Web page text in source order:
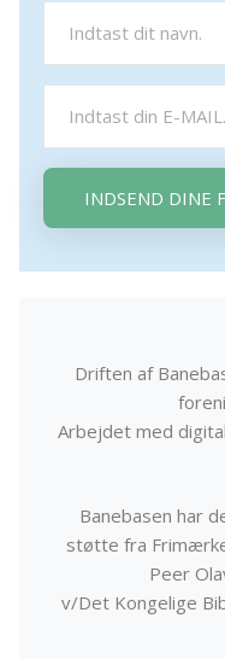
INDSEND DINE
Driften af
Arbejdet med
Banebasen har
støtte fra
Peer
v/Det Kongelige